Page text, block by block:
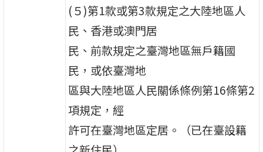
(５)第1款或第3款規定之大陸地區人
民、香港或澳門居
民、前款規定之臺灣地區無戶籍國
民，或依臺灣地
區與大陸地區人民關係條例第16條第2
項規定，經
許可在臺灣地區定居。（已在臺設籍